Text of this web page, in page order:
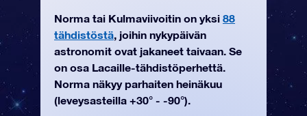
Norma tai Kulmaviivoitin on yksi 88
tähdistöstä, joihin nykypäivän
astronomit ovat jakaneet taivaan. Se
on osa Lacaille-tähdistöperhettä.
Norma näkyy parhaiten heinäkuu
(leveysasteilla +30° - -90°).